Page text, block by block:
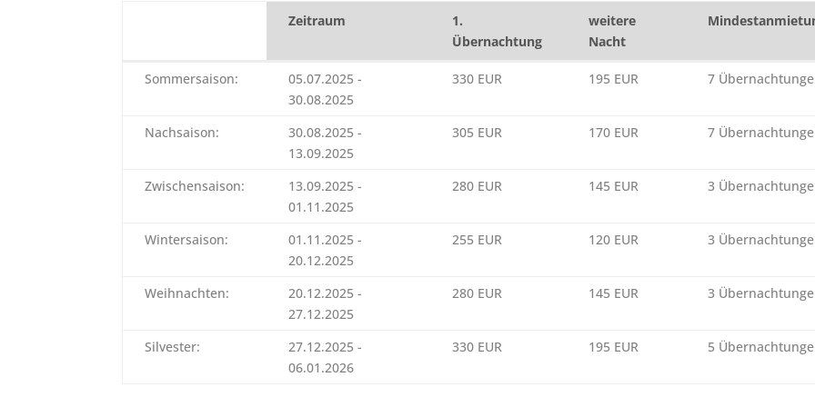
Zeitraum
1.
Übernachtung
weitere
Nacht
Zeitraum
1.
weitere
Sommersaison:
05.07.2025 -
30.08.2025
330 EUR 195 EUR 7
Nachsaison:
30.08.2025 -
13.09.2025
305 EUR 170 EUR 7
Zwischensaison:
13.09.2025 -
01.11.2025
280 EUR 145 EUR 3
Wintersaison:
01.11.2025 -
20.12.2025
255 EUR 120 EUR 3
Weihnachten:
20.12.2025 -
27.12.2025
280 EUR 145 EUR 3
Silvester:
27.12.2025 -
06.01.2026
330 EUR 195 EUR 5